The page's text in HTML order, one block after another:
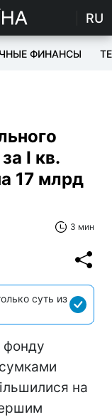
RU
ФИНАНСЫ
I кв.
17 млрд
3 мин
суть из
фонду
на